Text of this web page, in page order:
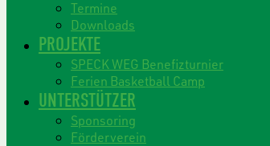
Termine
Downloads
PROJEKTE
SPECK WEG Benefizturnier
Ferien Basketball Camp
UNTERSTÜTZER
Sponsoring
Förderverein